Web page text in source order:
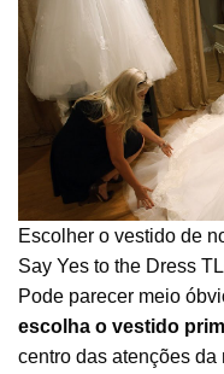
Escolher o vestido de
Say Yes to the Dress
Pode parecer meio
escolha o vestido
centro das atenções da